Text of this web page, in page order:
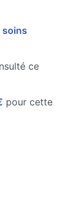
soins
ce
pour cette